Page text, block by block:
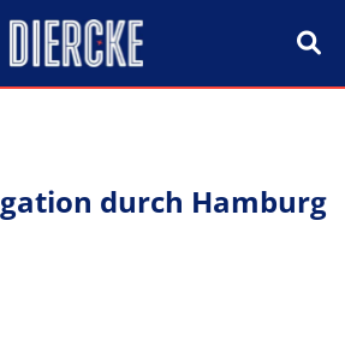
durch Hamburg